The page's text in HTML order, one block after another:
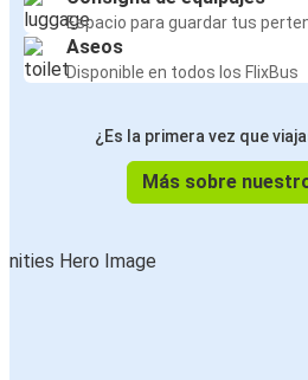
Espacio para guardar tus
Aseos
Disponible en todos los FlixBus
¿Es la primera vez que
Más sobre